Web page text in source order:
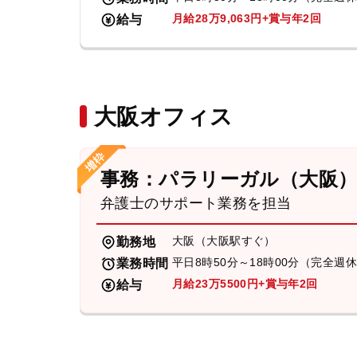
給与 月給28万9,063円+賞与年2回
大阪オフィス
事務：パラリーガル（大阪）
弁護士のサポート業務を担当
勤務地 大阪（大阪駅すぐ）
業務時間 平日8時50分～18時00分（完全週休
給与 月給23万5500円+賞与年2回